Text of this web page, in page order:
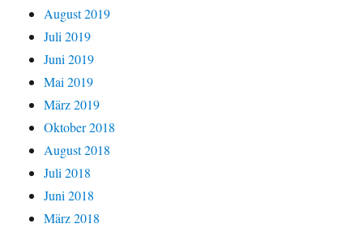
August 2019
Juli 2019
Juni 2019
Mai 2019
März 2019
Oktober 2018
August 2018
Juli 2018
Juni 2018
März 2018